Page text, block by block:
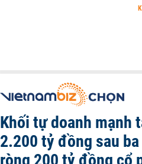
Khối tự doanh mạnh
2.200 tỷ đồng sau